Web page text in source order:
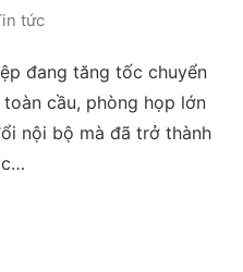
tức
đang tăng tốc chuyển
cầu, phòng họp lớn
nội bộ mà đã trở thành